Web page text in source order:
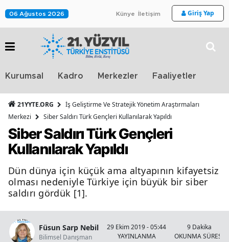
06 Ağustos 2026 Künye İletişim Giriş Yap
Kurumsal Kadro Merkezler Faaliyetler
21YYTE.ORG
İş Geliştirme Ve Stratejik Yönetim Araştırmaları
Merkezi
Siber Saldırı Türk Gençleri Kullanılarak Yapıldı
Siber Saldırı Türk Gençleri
Kullanılarak Yapıldı
Dün dünya için küçük ama altyapının kifayetsiz
olması nedeniyle Türkiye için büyük bir siber
saldırı gördük [1].
Füsun Sarp Nebil
Bilimsel Danışman
29 Ekim 2019 - 05:44
YAYINLANMA
9 Dakika
OKUNMA SÜRESİ